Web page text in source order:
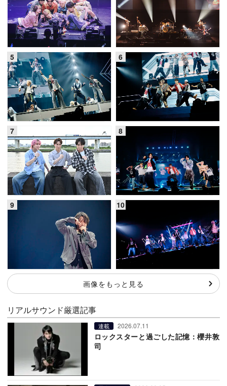
画像をもっと見る
リアルサウンド厳選記事
連載 2026.07.11
ロックスターと過ごした記憶：櫻井敦
司